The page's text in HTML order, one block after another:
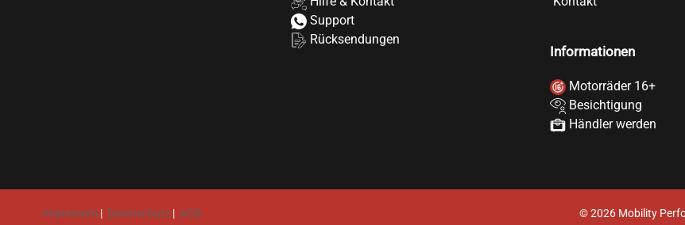
Support
Rücksendungen
Informationen
Motorräder 16+
Besichtigung
Händler werden
Impressum | Datenschutz | AGB ©2026 Mobility